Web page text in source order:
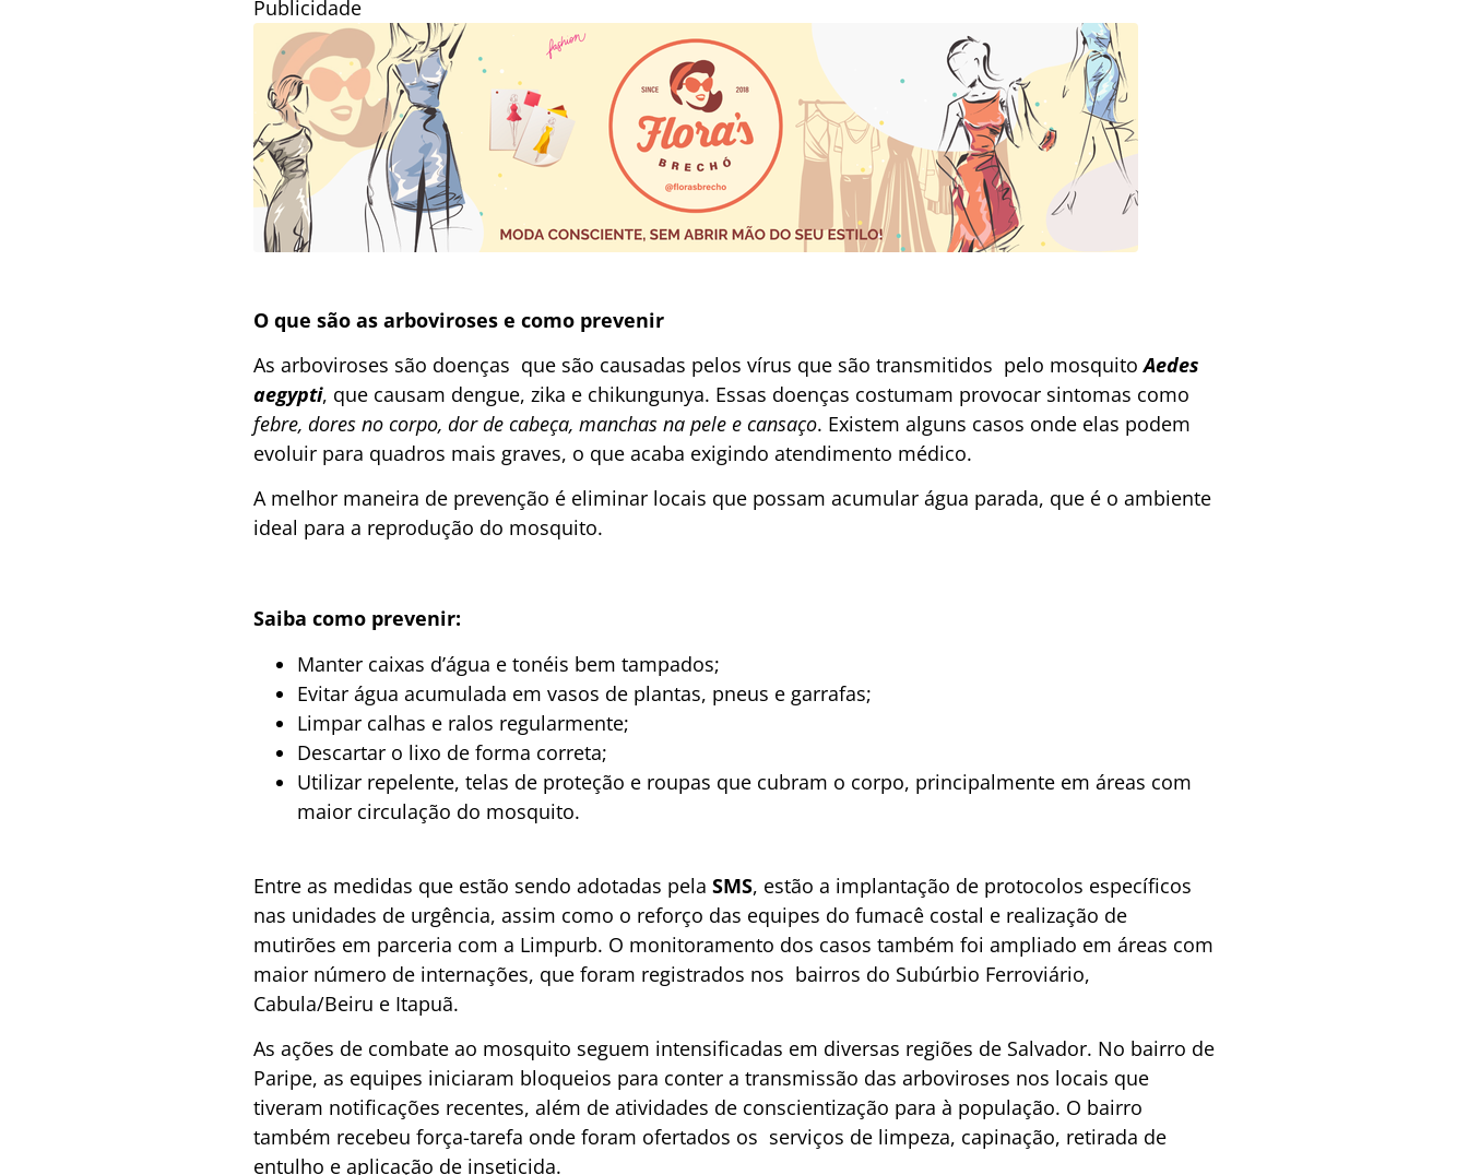
Publicidade
O que são as arboviroses e como prevenir
As arboviroses são doenças que são causadas pelos vírus que são transmitidos pelo mosquitoAedes
aegypti, que causam dengue, zika e chikungunya. Essas doenças costumam provocar sintomas como
febre, dores no corpo, dor de cabeça, manchas na pele e cansaço. Existem alguns casos onde elas podem
evoluir para quadros mais graves, o que acaba exigindo atendimento médico.
A melhor maneira de prevenção é eliminar locais que possam acumular água parada, que é o ambiente
ideal para a reprodução do mosquito.
Saiba como prevenir:
Manter caixas d’água e tonéis bem tampados;
Evitar água acumulada em vasos de plantas, pneus e garrafas;
Limpar calhas e ralos regularmente;
Descartar o lixo de forma correta;
Utilizar repelente, telas de proteção e roupas que cubram o corpo, principalmente em áreas com
maior circulação do mosquito.
Entre as medidas que estão sendo adotadas pela SMS, estão a implantação de protocolos específicos
nas unidades de urgência, assim como o reforço das equipes do fumacê costal e realização de
mutirões em parceria com a Limpurb. O monitoramento dos casos também foi ampliado em áreas com
maior número de internações, que foram registrados nos bairros do Subúrbio Ferroviário,
Cabula/Beiru e Itapuã.
As ações de combate ao mosquito seguem intensificadas em diversas regiões de Salvador. No bairro de
Paripe, as equipes iniciaram bloqueios para conter a transmissão das arboviroses nos locais que
tiveram notificações recentes, além de atividades de conscientização para à população. O bairro
também recebeu força-tarefa onde foram ofertados os serviços de limpeza, capinação, retirada de
entulho e aplicação de inseticida.